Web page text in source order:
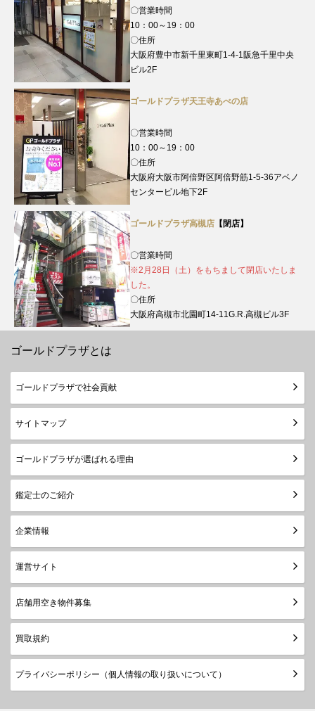
〇営業時間
10：00～19：00
〇住所
大阪府豊中市新千里東町1-4-1阪急千里中央
ビル2F
ゴールドプラザ天王寺あべの店
〇営業時間
10：00～19：00
〇住所
大阪府大阪市阿倍野区阿倍野筋1-5-36アベノ
センタービル地下2F
ゴールドプラザ高槻店 【閉店】
〇営業時間
※2月28日（土）をもちまして閉店いたしま
した。
〇住所
大阪府高槻市北園町14-11G.R.高槻ビル3F
ゴールドプラザとは
ゴールドプラザで社会貢献
サイトマップ
ゴールドプラザが選ばれる理由
鑑定士のご紹介
企業情報
運営サイト
店舗用空き物件募集
買取規約
プライバシーポリシー（個人情報の取り扱いについて）